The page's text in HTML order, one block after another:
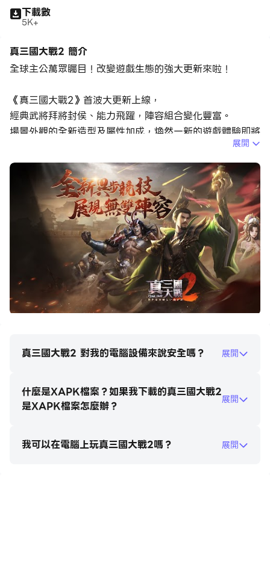
下載數
5K+
真三國大戰2 簡介
全球主公萬眾矚目！改變遊戲生態的強大更新來啦！
《真三國大戰2》首波大更新上線，
經典武將拜將封侯、能力飛躍，陣容組合變化豐富。
場景外觀的全新造型及屬性加成，煥然一新的遊戲體驗即將
馬上進入戰場重返榮耀吧！
【經典武將 重磅升級】
耳熟能詳的經典武將，將帶著前所未有的力量重返沙場
全新技能、資質提升、基礎屬性加成等著你開發
【封侯升級 潛力激發】
新玩法「武將封侯」現世，封侯的武將會激發更深層次的潛
力
封侯限定頭像框、卡框、章紋非你莫屬
拱衛要塞的無畏鐵騎、狼族覺醒的萬獸之魂，
遊戲介紹
【世界地圖即時對戰】
展開
真三國大戰2 對我的電腦設備來說安全嗎？ 展開
什麼是XAPK檔案？如果我下載的真三國大戰2
是XAPK檔案怎麼辦？
展開
我可以在電腦上玩真三國大戰2嗎？ 展開